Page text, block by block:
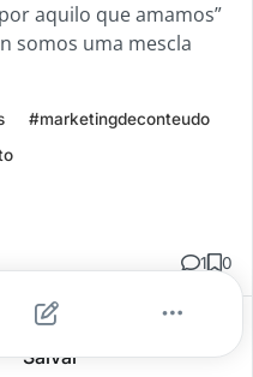
aquilo que amamos”
somos uma mescla
#marketingdeconteudo
1 0
Salvar